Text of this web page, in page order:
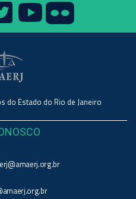
do Estado do Rio de Janeiro